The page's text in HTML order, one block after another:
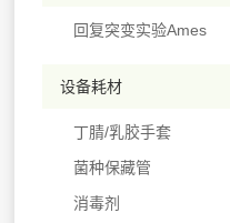
回复突变实验Ames
设备耗材
丁腈/乳胶手套
菌种保藏管
消毒剂